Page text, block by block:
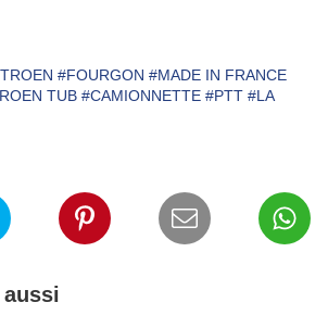
#FOURGON #MADE IN FRANCE
TUB #CAMIONNETTE #PTT #LA
aussi